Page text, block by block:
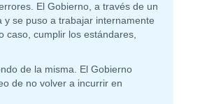
El Gobierno, a través de un
se puso a trabajar internamente
caso, cumplir los estándares,
de la misma. El Gobierno
de no volver a incurrir en